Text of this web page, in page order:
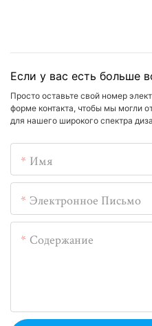
Если у вас есть больше
Просто оставьте свой номер
форме контакта, чтобы мы могли
для нашего широкого спектра
Имя
Электронное Письмо
Содержание